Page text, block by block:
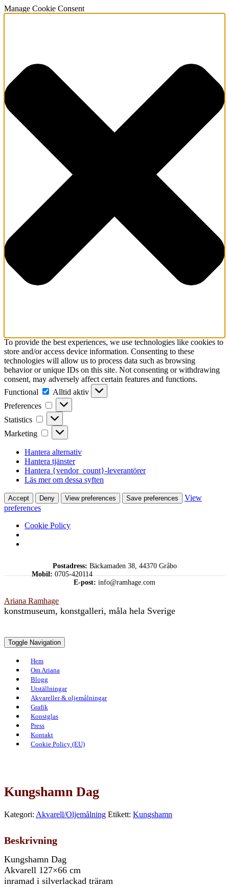
Manage Cookie Consent
To provide the best experiences, we use technologies like cookies to
store and/or access device information. Consenting to these
technologies will allow us to process data such as browsing
behavior or unique IDs on this site. Not consenting or withdrawing
consent, may adversely affect certain features and functions.
Functional
Functional
Alltid aktiv
Preferences
Preferences
Statistics Statistics
Marketing Marketing
Hantera alternativ
Hantera tjänster
Hantera {vendor_count}-leverantörer
Läs mer om dessa syften
Accept Deny View preferences Save preferences
View
preferences
Cookie Policy
Postadress: Bäckamaden 38, 44370 Gråbo
Mobil:0705-420114
E-post: info@ramhage.com
Ariana Ramhage
konstmuseum, konstgalleri, måla hela Sverige
Toggle Navigation
Hem
Om Ariana
Blogg
Utställningar
Akvareller & oljemålningar
Grafik
Konstglas
Press
Kontakt
Cookie Policy (EU)
Kungshamn Dag
Kategori: Akvarell/Oljemålning Etikett: Kungshamn
Beskrivning
Kungshamn Dag
Akvarell 127×66 cm
inramad i silverlackad träram